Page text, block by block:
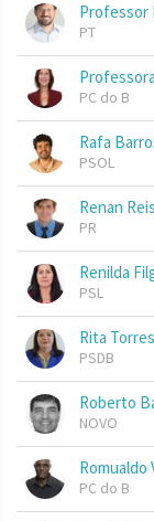
Professor
PT
PC do B
Rafa
PSOL
Renan Reis
PR
Renilda
PSL
Rita Torres
PSDB
Roberto
NOVO
Romualdo
PC do B